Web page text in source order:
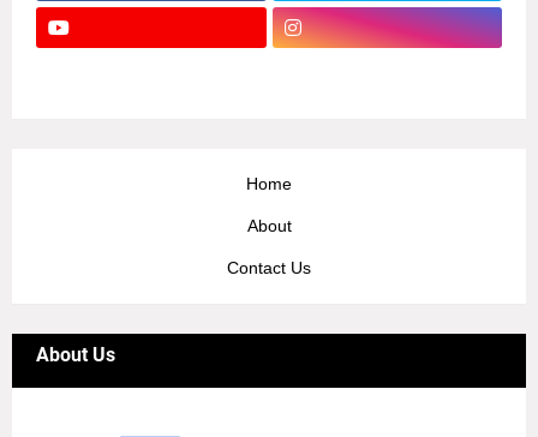
Home
About
Contact Us
About Us